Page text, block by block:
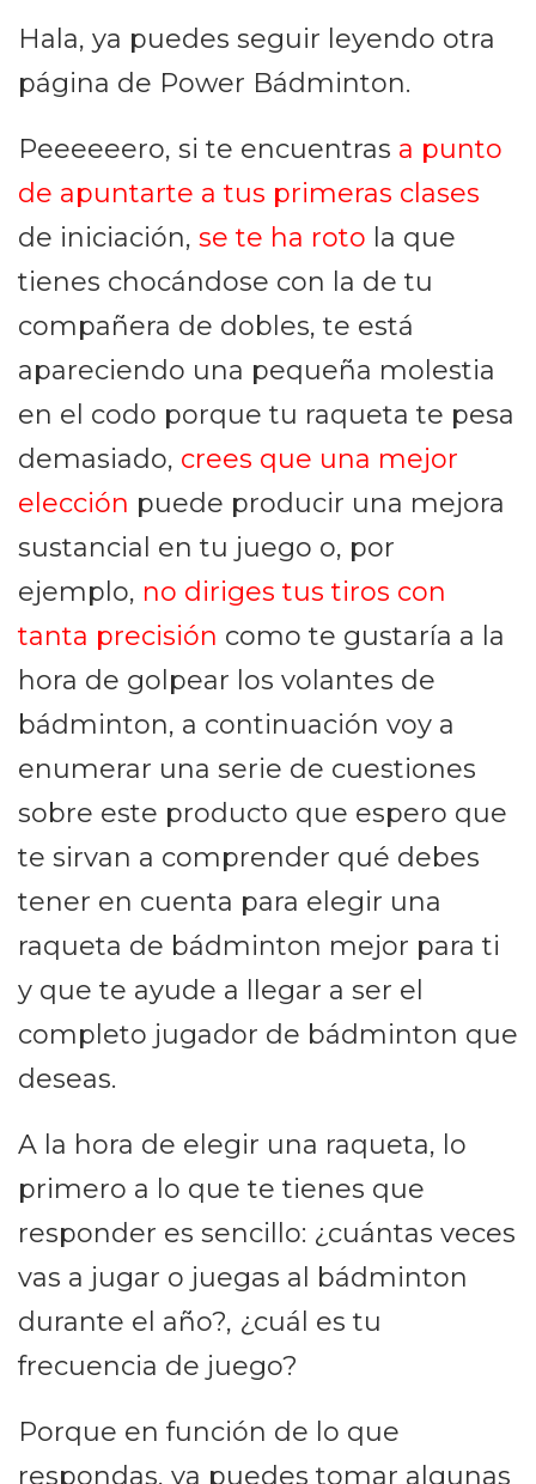
Hala, ya puedes seguir leyendo otra
página de Power Bádminton.
Peeeeeero, si te encuentras a punto
de apuntarte a tus primeras clases
de iniciación, se te ha roto la que
tienes chocándose con la de tu
compañera de dobles, te está
apareciendo una pequeña molestia
en el codo porque tu raqueta te pesa
demasiado, crees que una mejor
elección puede producir una mejora
sustancial en tu juego o, por
ejemplo, no diriges tus tiros con
tanta precisión como te gustaría a la
hora de golpear los volantes de
bádminton, a continuación voy a
enumerar una serie de cuestiones
sobre este producto que espero que
te sirvan a comprender qué debes
tener en cuenta para elegir una
raqueta de bádminton mejor para ti
y que te ayude a llegar a ser el
completo jugador de bádminton que
deseas.
A la hora de elegir una raqueta, lo
primero a lo que te tienes que
responder es sencillo: ¿cuántas veces
vas a jugar o juegas al bádminton
durante el año?, ¿cuál es tu
frecuencia de juego?
Porque en función de lo que
respondas, ya puedes tomar algunas